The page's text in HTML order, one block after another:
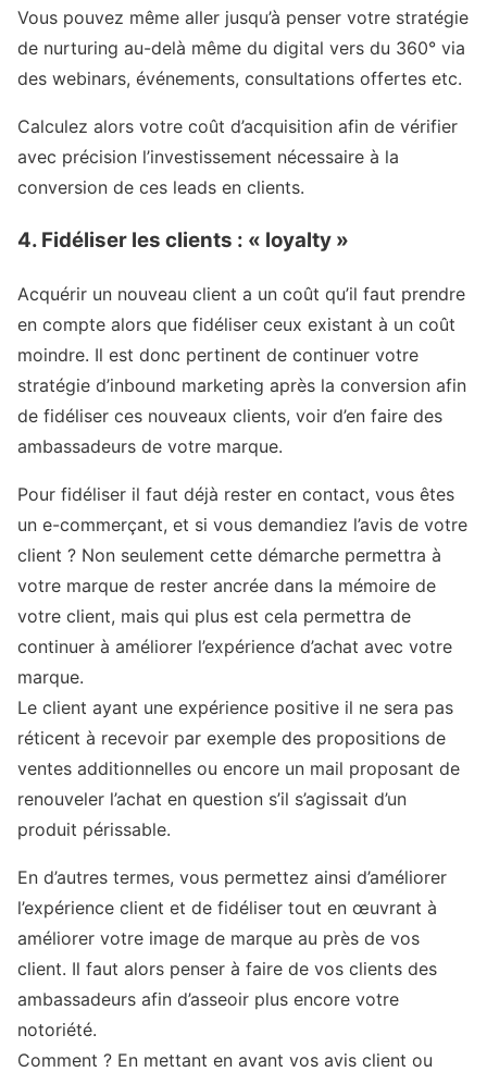
Vous pouvez même aller jusqu’à penser votre stratégie
de nurturing au-delà même du digital vers du 360° via
des webinars, événements, consultations offertes etc.
Calculez alors votre coût d’acquisition afin de vérifier
avec précision l’investissement nécessaire à la
conversion de ces leads en clients.
4. Fidéliser les clients : « loyalty »
Acquérir un nouveau client a un coût qu’il faut prendre
en compte alors que fidéliser ceux existant à un coût
moindre. Il est donc pertinent de continuer votre
stratégie d’inbound marketing après la conversion afin
de fidéliser ces nouveaux clients, voir d’en faire des
ambassadeurs de votre marque.
Pour fidéliser il faut déjà rester en contact, vous êtes
un e-commerçant, et si vous demandiez l’avis de votre
client ? Non seulement cette démarche permettra à
votre marque de rester ancrée dans la mémoire de
votre client, mais qui plus est cela permettra de
continuer à améliorer l’expérience d’achat avec votre
marque.
Le client ayant une expérience positive il ne sera pas
réticent à recevoir par exemple des propositions de
ventes additionnelles ou encore un mail proposant de
renouveler l’achat en question s’il s’agissait d’un
produit périssable.
En d’autres termes, vous permettez ainsi d’améliorer
l’expérience client et de fidéliser tout en œuvrant à
améliorer votre image de marque au près de vos
client. Il faut alors penser à faire de vos clients des
ambassadeurs afin d’asseoir plus encore votre
notoriété.
Comment ? En mettant en avant vos avis client ou